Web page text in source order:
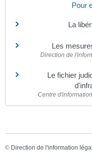
Pour
La
Les
Direction de
Le fichier
Centre
© Direction de l'information